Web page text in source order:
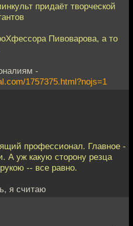
придаёт творческой
Пивоварова, а то
-
1757375.html?nojs=1
профессионал. Главное -
А уж какую сторону резца
-- все равно.
я считаю